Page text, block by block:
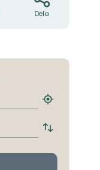
Dela
Hitta
hållplats
Byt
och